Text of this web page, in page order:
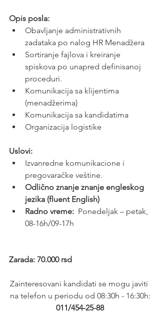
Opis posla:
Obavljanje administrativnih
zadataka po nalog HR Menadžera
Sortiranje fajlova i kreiranje
spiskova po unapred definisanoj
proceduri.
Komunikacija sa klijentima
(menadžerima)
Komunikacija sa kandidatima
Organizacija logistike
Uslovi:
Izvanredne komunikacione i
pregovaračke veštine.
Odlično znanje znanje engleskog
jezika (fluent English)
Radno vreme: Ponedeljak – petak,
08-16h/09-17h
Zarada: 70.000 rsd
Zainteresovani kandidati se mogu javiti
na telefon u periodu od 08:30h - 16:30h:
011/454-25-88